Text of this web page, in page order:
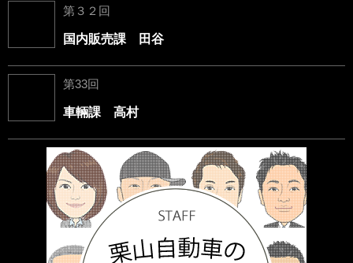
第３２回
国内販売課 田谷
第33回
車輛課 高村